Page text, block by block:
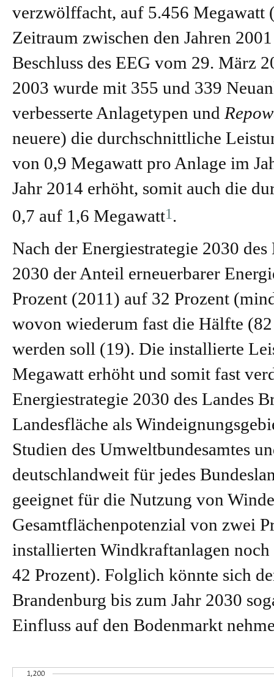
verzwölffacht, auf 5.456 Megawatt
Zeitraum zwischen den Jahren
Beschluss des EEG vom 29. März
2003 wurde mit 355 und 339
verbesserte Anlagetypen und
neuere) die durchschnittliche
von 0,9 Megawatt pro Anlage im
Jahr 2014 erhöht, somit auch die
0,7 auf 1,6 Megawatt1 .
Nach der Energiestrategie 2030
2030 der Anteil erneuerbarer
Prozent (2011) auf 32 Prozent
wovon wiederum fast die Hälfte
werden soll (19). Die installierte
Megawatt erhöht und somit fast
Energiestrategie 2030 des Landes
Landesfläche als
Studien des Umweltbundesamtes
deutschlandweit für jedes
geeignet für die Nutzung von
Gesamtflächenpotenzial von zwei
installierten Windkraftanlagen
42 Prozent). Folglich könnte sich
Brandenburg bis zum Jahr 2030
Einfluss auf den Bodenmarkt